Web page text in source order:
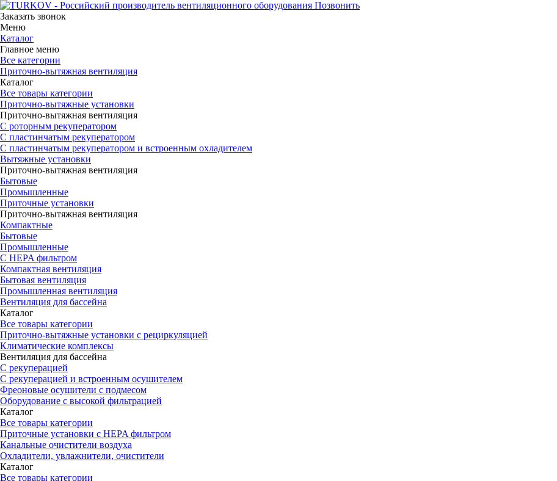
Позвонить
Заказать звонок
Меню
Каталог
Главное меню
Все категории
Приточно-вытяжная вентиляция
Каталог
Все товары категории
Приточно-вытяжные установки
Приточно-вытяжная вентиляция
С роторным рекуператором
С пластинчатым рекуператором
С пластинчатым рекуператором и встроенным охладителем
Вытяжные установки
Приточно-вытяжная вентиляция
Бытовые
Промышленные
Приточные установки
Приточно-вытяжная вентиляция
Компактные
Бытовые
Промышленные
С HEPA фильтром
Компактная вентиляция
Бытовая вентиляция
Промышленная вентиляция
Вентиляция для бассейна
Каталог
Все товары категории
Приточно-вытяжные установки с рециркуляцией
Климатические комплексы
Вентиляция для бассейна
С рекуперацией
С рекуперацией и встроенным осушителем
Фреоновые осушители с подмесом
Оборудование с высокой фильтрацией
Каталог
Все товары категории
Приточные установки c HEPA фильтром
Канальные очистители воздуха
Охладители, увлажнители, очистители
Каталог
Все товары категории